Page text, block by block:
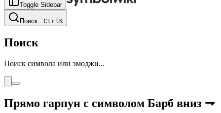
Toggle Sidebar
Поиск...CtrlK
Поиск
Поиск символа или эмоджи...
Прямо гарпун с символом Барб вниз ⇁